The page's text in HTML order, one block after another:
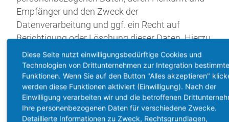
Empfänger und den Zweck der
Datenverarbeitung und ggf. ein Recht auf
Berichtigung oder Löschung dieser Daten. Hierzu
sowie zu weiteren Fragen zum Thema
personenbezogene Daten können Sie sich
jederzeit unter der im Impressum angegebenen
Adresse an uns wenden.
Recht auf Einschränkung der
Diese Seite nutzt einwilligungsbedürftige Cookies und
Technologien von Drittunternehmen zur Integration
Funktionen. Wenn Sie auf den Button "Alles akzeptieren"
werden diese Funktionen aktiviert (Einwilligung). Nach der
Einwilligung verarbeiten wir und die betroffenen
Ihre personenbezogenen Daten für verschiedene Zwecke.
Detaillierte Informationen zu Zweck, Rechtsgrundlagen,